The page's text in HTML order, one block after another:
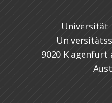
Universität
9020 Klagenfurt